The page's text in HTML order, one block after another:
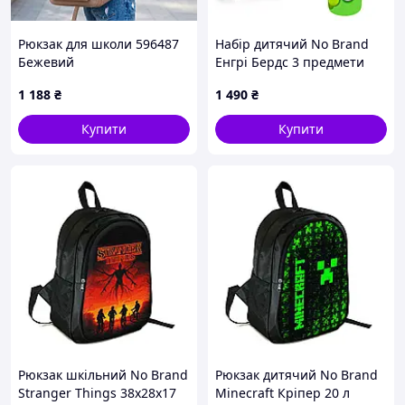
Рюкзак для школи 596487
Бежевий
1 188 ₴
Купити
Набір дитячий No Brand
Енгрі Бердс 3 предмети
1 490 ₴
Купити
Рюкзак шкільний No Brand
Stranger Things 38x28x17
Рюкзак дитячий No Brand
Minecraft Кріпер 20 л